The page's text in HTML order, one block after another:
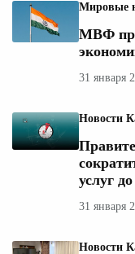
Мировые
МВФ
31 января
Новости
услуг
31 января
Новости